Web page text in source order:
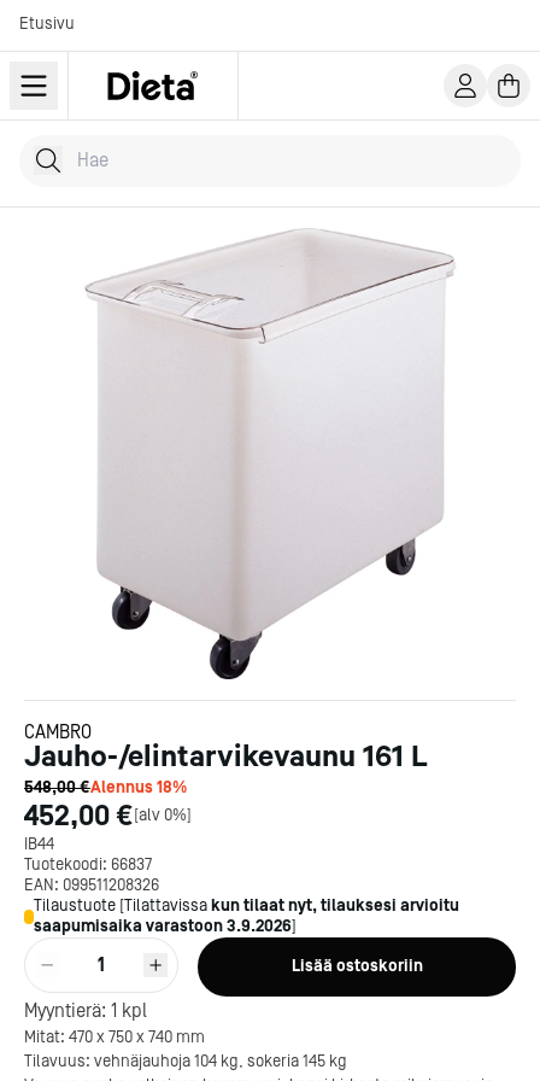
Etusivu
Hae tuotteita
Kirjoita hakusana...
CAMBRO
Jauho-/elintarvikevaunu 161 L
548,00 €Alennus18%
452,00 €[alv 0%]
IB44
Tuotekoodi: 66837
EAN: 099511208326
Tilaustuote [Tilattavissa kun tilaat nyt, tilauksesi arvioitu
saapumisaika varastoon3.9.2026]
1 Lisää ostoskoriin
Myyntierä: 1 kpl
Mitat: 470 x 750 x 740 mm
Tilavuus: vehnäjauhoja 104 kg, sokeria 145 kg
Kotipizza on vuonna 1987
perustettu yritys, jolla on yli